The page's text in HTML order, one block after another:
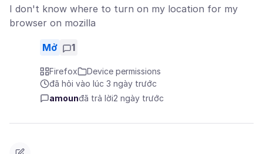
I don't know where to turn on my location for my
browser on mozilla
Mở 1
Firefox
Device permissions
đã hỏi vào lúc 3 ngày trước
amounđã trả lời2 ngày trước